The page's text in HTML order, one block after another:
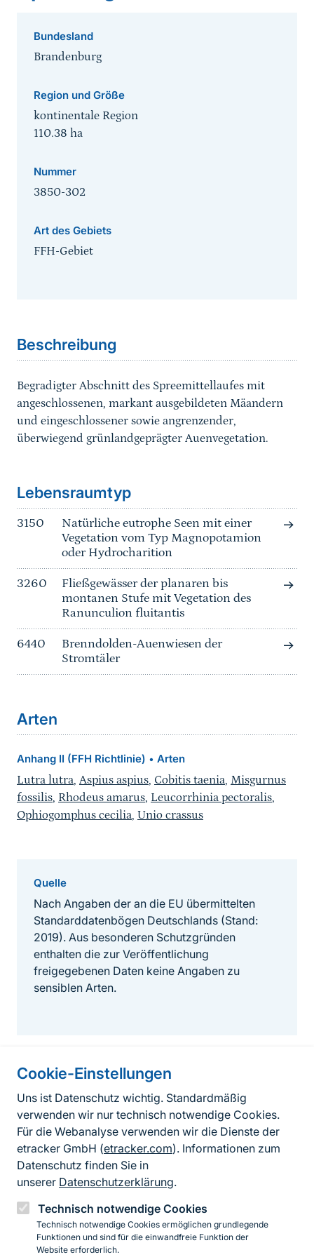
Cookie-Einstellungen
Uns ist Datenschutz wichtig. Standardmäßig
verwenden wir nur technisch notwendige Cookies.
Für die Webanalyse verwenden wir die Dienste der
etracker GmbH (etracker.com). Informationen zum
Datenschutz finden Sie in
unserer Datenschutzerklärung.
Technisch notwendige Cookies
Technisch notwendige Cookies ermöglichen grundlegende
Funktionen und sind für die einwandfreie Funktion der
Website erforderlich.
Bundesland
Brandenburg
Region und Größe
kontinentale Region
110.38 ha
Nummer
3850-302
Art des Gebiets
FFH-Gebiet
Beschreibung
Begradigter Abschnitt des Spreemittellaufes mit
angeschlossenen, markant ausgebildeten Mäandern
und eingeschlossener sowie angrenzender,
überwiegend grünlandgeprägter Auenvegetation.
Lebensraumtyp
3150
Natürliche eutrophe Seen mit einer
Vegetation vom Typ Magnopotamion
oder Hydrocharition
3260
Fließgewässer der planaren bis
montanen Stufe mit Vegetation des
Ranunculion fluitantis
6440
Brenndolden-Auenwiesen der
Stromtäler
Arten
Anhang II (FFH Richtlinie) • Arten
Lutra lutra, Aspius aspius, Cobitis taenia, Misgurnus
fossilis, Rhodeus amarus, Leucorrhinia pectoralis,
Ophiogomphus cecilia, Unio crassus
Quelle
Nach Angaben der an die EU übermittelten
Standarddatenbögen Deutschlands (Stand:
2019). Aus besonderen Schutzgründen
enthalten die zur Veröffentlichung
freigegebenen Daten keine Angaben zu
sensiblen Arten.
Informationen zur Seite
FußzeileKontakt zum BfN
Kontaktformular
Erklärung zur Barrierefreiheit
Impressum
Datenschutz